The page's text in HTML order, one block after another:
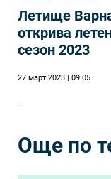
Летище
открива
сезон 2023
27 март 2023 | 09:05
Още по